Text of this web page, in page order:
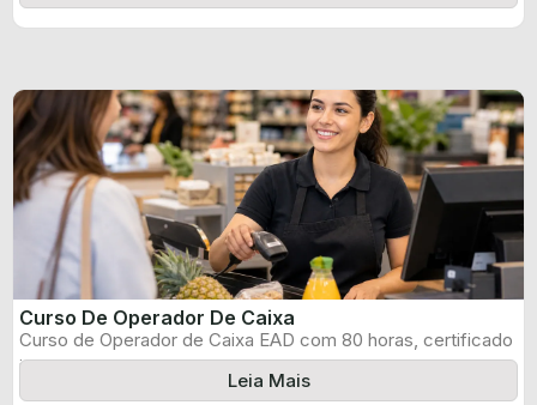
Curso De Operador De Caixa
Curso de Operador de Caixa EAD com 80 horas, certificado
informado pelo produtor ...
Leia Mais